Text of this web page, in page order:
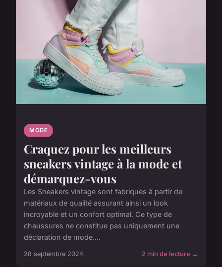
MODE
Craquez pour les meilleurs
sneakers vintage à la mode et
démarquez-vous
Les Sneakers vintage sont fabriqués à partir de
matériaux de qualité assurant ainsi un look
incroyable et un confort optimal. Ce type de
chaussures ne constitue pas uniquement une
déclaration de mode....
28 septembre 2024 2 min de lecture →